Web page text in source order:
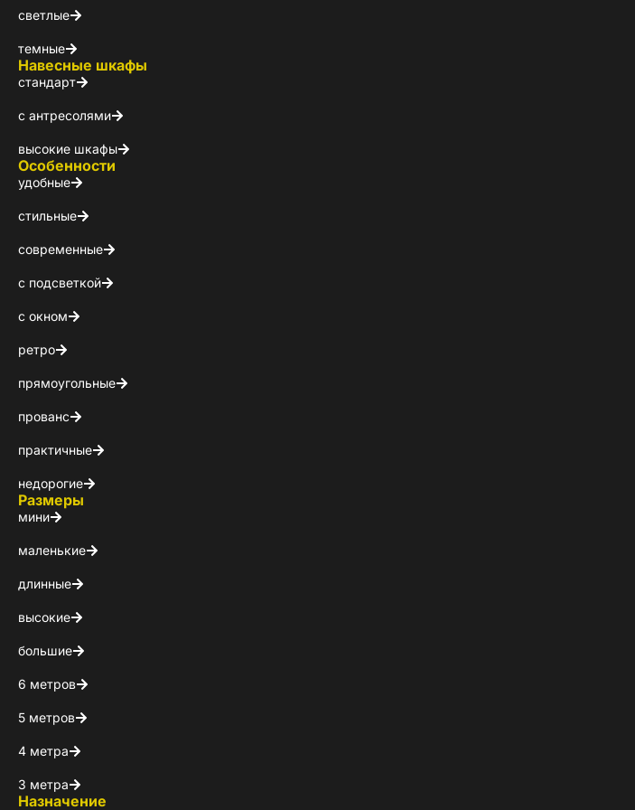
светлые
темные
Навесные шкафы
стандарт
с антресолями
высокие шкафы
Особенности
удобные
стильные
современные
с подсветкой
с окном
ретро
прямоугольные
прованс
практичные
недорогие
Размеры
мини
маленькие
длинные
высокие
большие
6 метров
5 метров
4 метра
3 метра
Назначение